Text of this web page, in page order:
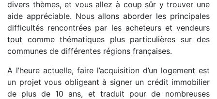
divers thèmes, et vous allez à coup sûr y trouver une
aide appréciable. Nous allons aborder les principales
difficultés rencontrées par les acheteurs et vendeurs
tout comme thématiques plus particulières sur des
communes de différentes régions françaises.
A l’heure actuelle, faire l’acquisition d’un logement est
un projet vous obligeant à signer un crédit immobilier
de plus de 10 ans, et traduit pour de nombreuses